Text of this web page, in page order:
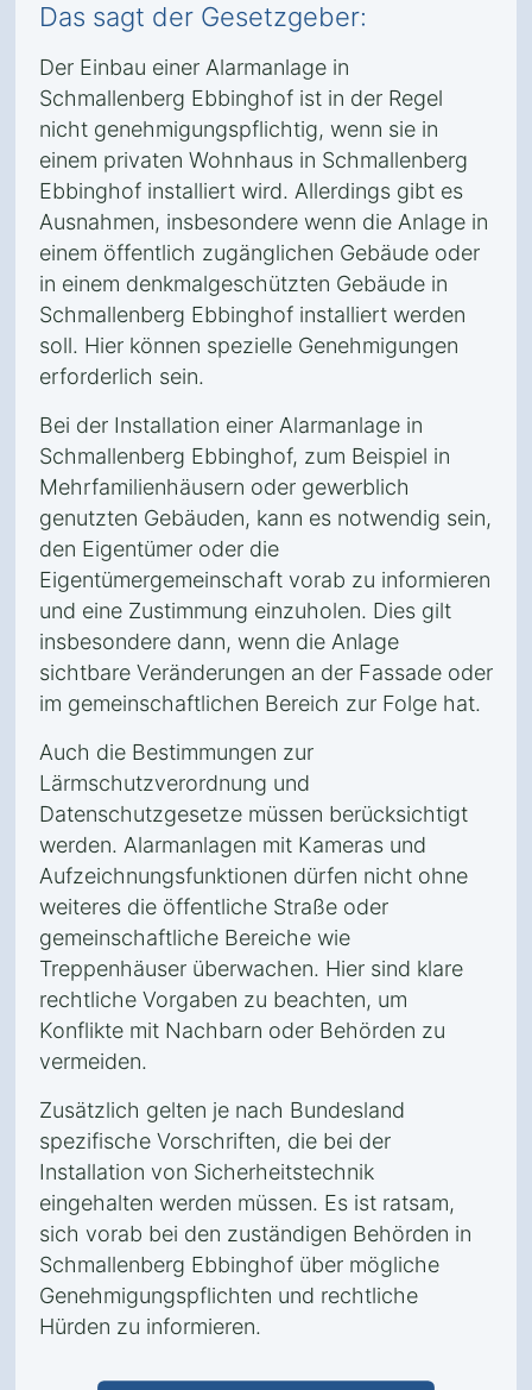
Das sagt der Gesetzgeber:
Der Einbau einer Alarmanlage in
Schmallenberg Ebbinghof ist in der Regel
nicht genehmigungspflichtig, wenn sie in
einem privaten Wohnhaus in Schmallenberg
Ebbinghof installiert wird. Allerdings gibt es
Ausnahmen, insbesondere wenn die Anlage in
einem öffentlich zugänglichen Gebäude oder
in einem denkmalgeschützten Gebäude in
Schmallenberg Ebbinghof installiert werden
soll. Hier können spezielle Genehmigungen
erforderlich sein.
Bei der Installation einer Alarmanlage in
Schmallenberg Ebbinghof, zum Beispiel in
Mehrfamilienhäusern oder gewerblich
genutzten Gebäuden, kann es notwendig sein,
den Eigentümer oder die
Eigentümergemeinschaft vorab zu informieren
und eine Zustimmung einzuholen. Dies gilt
insbesondere dann, wenn die Anlage
sichtbare Veränderungen an der Fassade oder
im gemeinschaftlichen Bereich zur Folge hat.
Auch die Bestimmungen zur
Lärmschutzverordnung und
Datenschutzgesetze müssen berücksichtigt
werden. Alarmanlagen mit Kameras und
Aufzeichnungsfunktionen dürfen nicht ohne
weiteres die öffentliche Straße oder
gemeinschaftliche Bereiche wie
Treppenhäuser überwachen. Hier sind klare
rechtliche Vorgaben zu beachten, um
Konflikte mit Nachbarn oder Behörden zu
vermeiden.
Zusätzlich gelten je nach Bundesland
spezifische Vorschriften, die bei der
Installation von Sicherheitstechnik
eingehalten werden müssen. Es ist ratsam,
sich vorab bei den zuständigen Behörden in
Schmallenberg Ebbinghof über mögliche
Genehmigungspflichten und rechtliche
Hürden zu informieren.